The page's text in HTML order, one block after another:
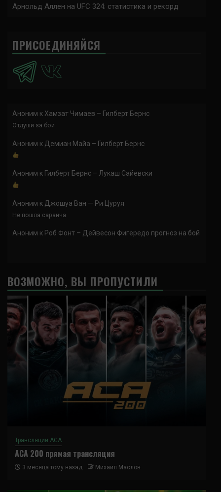
Арнольд Аллен на UFC 324: статистика и рекорд
ПРИСОЕДИНЯЙСЯ
Аноним к Хамзат Чимаев – Гилберт Бернс
Отдуши за бои
Аноним к Демиан Майа – Гилберт Бернс
Аноним к Гилберт Бернс – Лукаш Сайевски
Аноним к Джошуа Ван — Ри Цуруя
Не пошла саранча
Аноним к Роб Фонт – Дейвесон Фигередо прогноз на бой
ВОЗМОЖНО, ВЫ ПРОПУСТИЛИ
Трансляции ACA
ACA 200 прямая трансляция
3 месяца тому назад Михаил Маслов